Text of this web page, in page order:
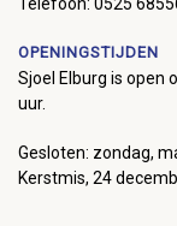
OPENINGSTIJDEN
Sjoel Elburg is open
uur.
Gesloten: zondag,
Kerstmis, 24